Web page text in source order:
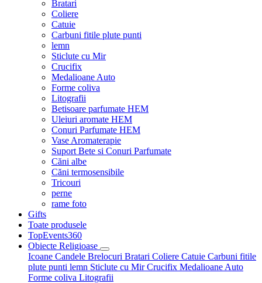
Bratari
Coliere
Catuie
Carbuni fitile plute punti
lemn
Sticlute cu Mir
Crucifix
Medalioane Auto
Forme coliva
Litografii
Betisoare parfumate HEM
Uleiuri aromate HEM
Conuri Parfumate HEM
Vase Aromaterapie
Suport Bete si Conuri Parfumate
Căni albe
Căni termosensibile
Tricouri
perne
rame foto
Gifts
Toate produsele
TopEvents360
Obiecte Religioase
Icoane Candele Brelocuri Bratari Coliere Catuie Carbuni fitile
plute punti lemn Sticlute cu MirCrucifix Medalioane Auto
Forme coliva Litografii